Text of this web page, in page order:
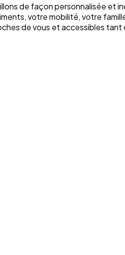
de façon personnalisée et
votre mobilité, votre
de vous et accessibles tant